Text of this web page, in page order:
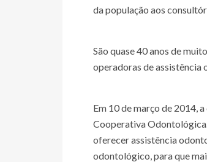
da população aos
São quase 40 anos de
operadoras de
Em 10 de março de 2014,
Cooperativa
oferecer assistência
odontológico, para que